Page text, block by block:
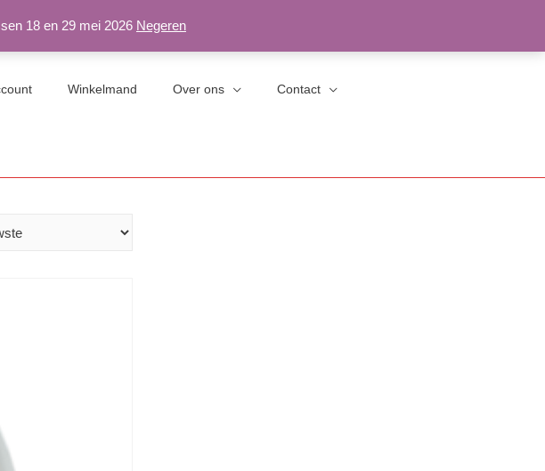
18 en 29 mei 2026 Negeren
Winkelmand Over ons
Algemene Voorwaarden
Contact
Herroepingsformulier